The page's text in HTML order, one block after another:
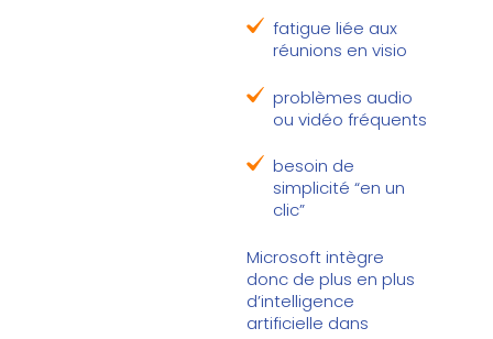
fatigue liée aux
réunions en visio
problèmes audio
ou vidéo fréquents
besoin de
simplicité “en un
clic”
Microsoft intègre
donc de plus en plus
d’intelligence
artificielle dans